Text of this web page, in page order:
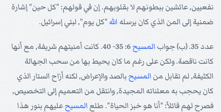
نفعيين, عائشين ببطونهم لا بقلوبهم. إن في قولهم: "كل حين" إشارة
ضمنية إلى المن الذي كان يرسله الله "كل يوم", لبني إسرائيل.
عدد 35. (ب) جواب المسيح
6: 35- 40. كانت أمنيتهم شريفة, مع أنها
كانت ناقصة. ولكن على رغم ما كان يحيط بها من سحب الجهالة
الكثيفة, لم تقابل من المسيح بالصد والإعراض, لكنه أزاح الستار الذي
كان يحجب به معلناته المجيدة, وانتقل من التعميم إلى التخصيص,
فصرح لهم قائلاً: "أنا هو خبز الحياة". طلع المسيحعليهم بنور هذا